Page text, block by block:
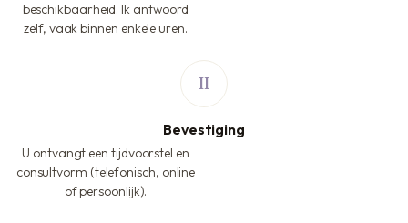
beschikbaarheid. Ik antwoord
zelf, vaak binnen enkele uren.
Bevestiging
U ontvangt een tijdvoorstel en
consultvorm (telefonisch, online
of persoonlijk).